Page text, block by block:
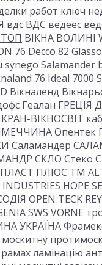
работ ключ
вдс ВДС ведеес
ВІКНА ВОЛИНІ
76 Decco 82
synego Salamander
76 Ideal 7000
Вікналенд
Геалан ГРЕЦІЯ
ВІКНОСВІТ
Опентек
Саламандер
СКЛО Стеко
ПЛЮС ТМ
HOPE
OPEN TECK
SWS VORNE
УКРАЇНА
рамах ламінацію